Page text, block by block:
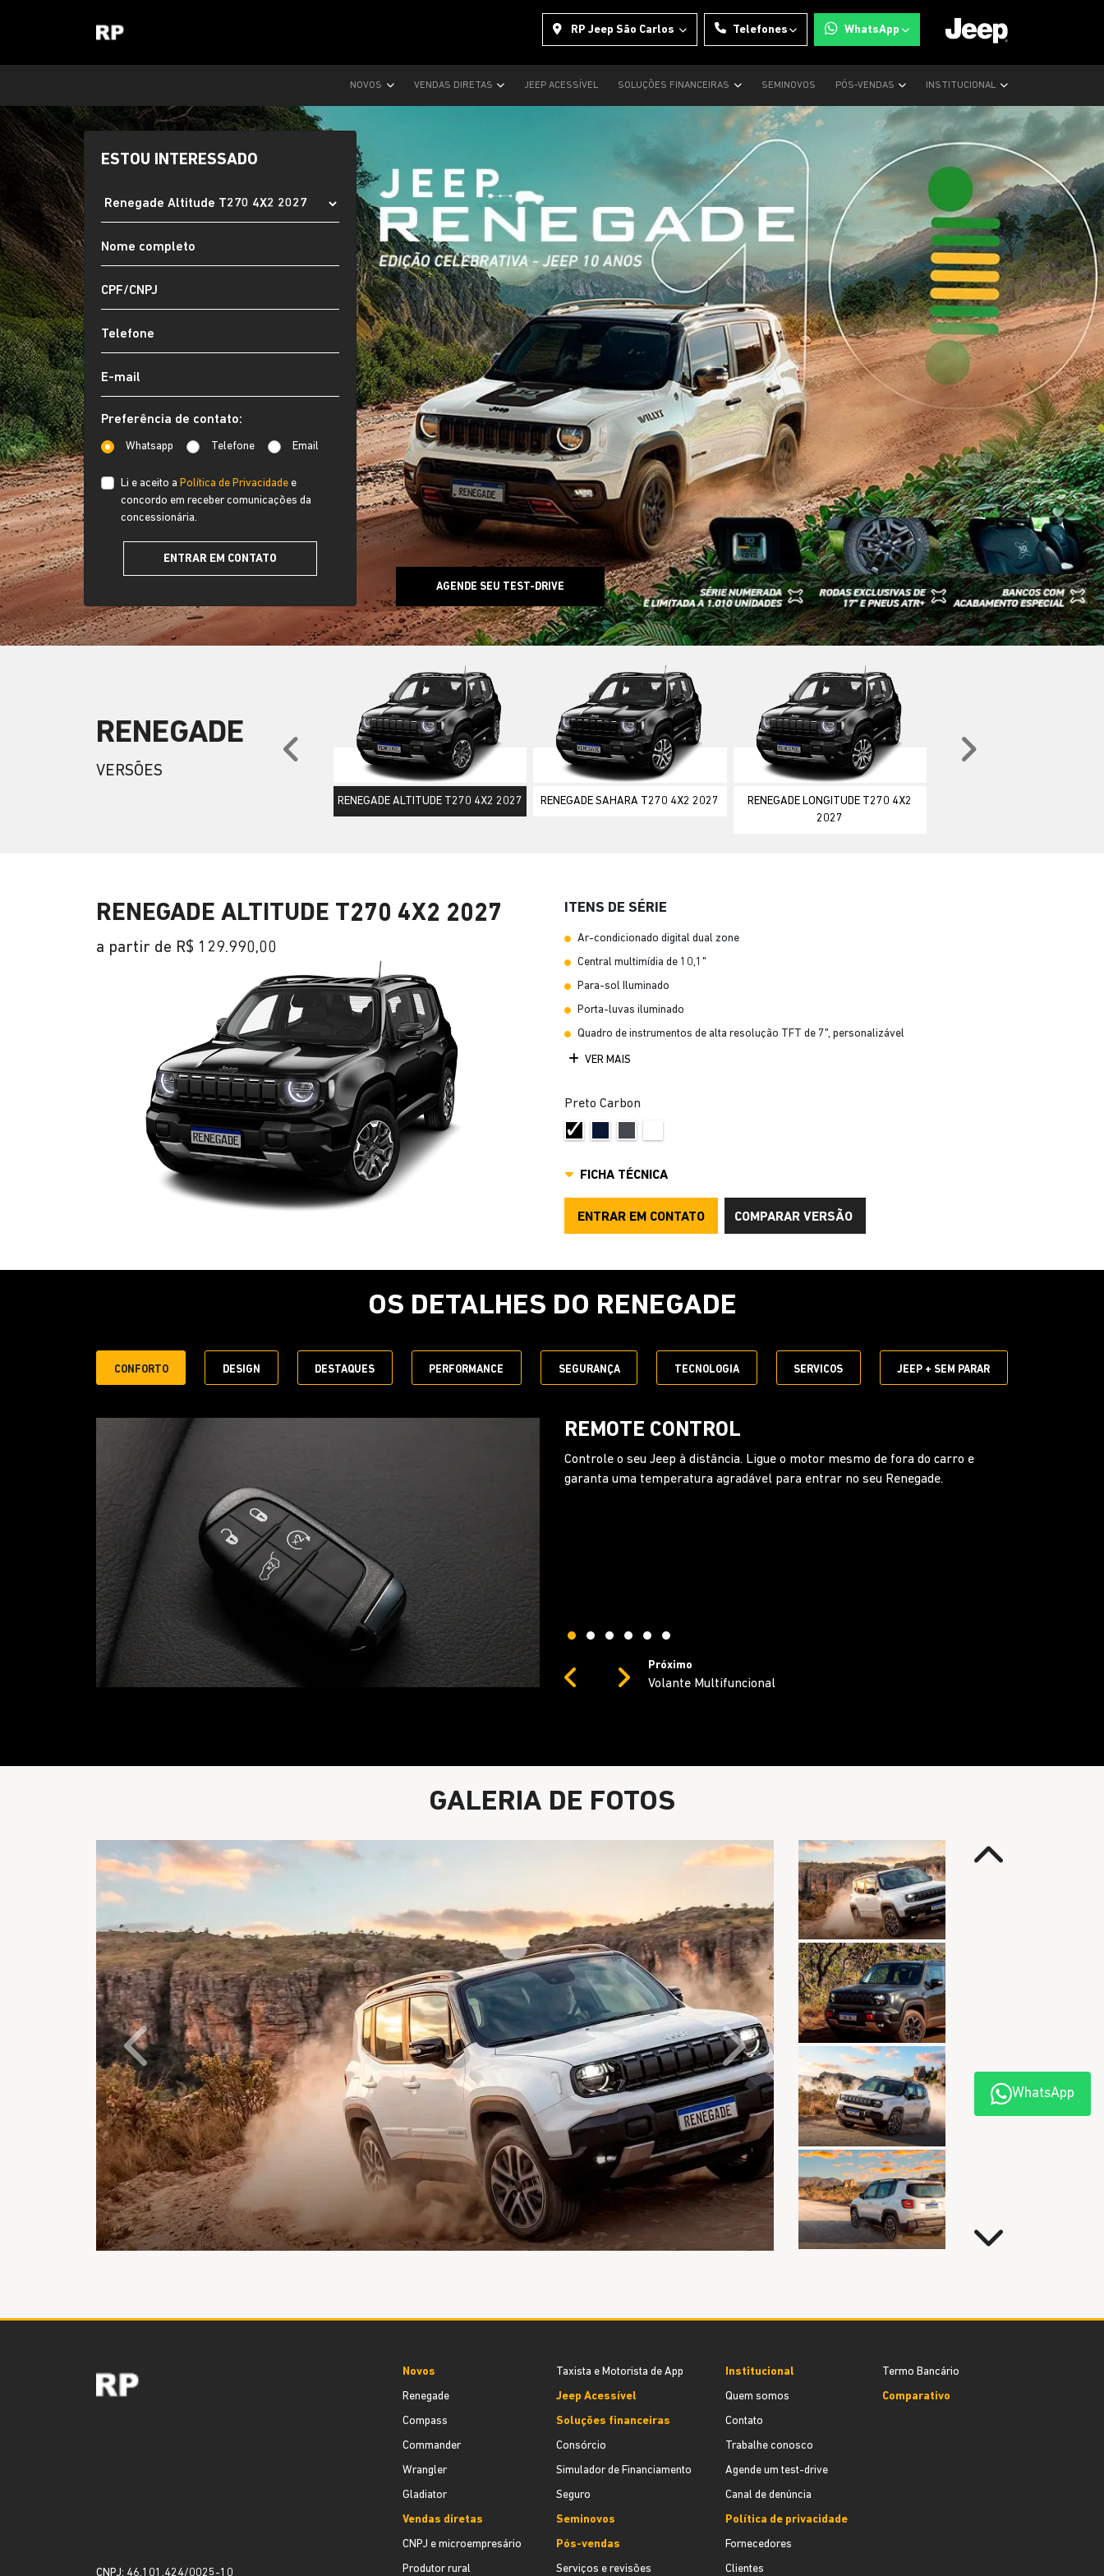
RP Jeep São Carlos Telefones WhatsApp
NOVOS VENDAS DIRETAS JEEP ACESSÍVEL SOLUÇÕES FINANCEIRAS SEMINOVOS PÓS-VENDAS INSTITUCIONAL
ESTOU INTERESSADO
Preferência de contato:
Whatsapp Telefone Email
Li e aceito a Política de Privacidade e
concordo em receber comunicações da
concessionária.
ENTRAR EM CONTATO
AGENDE SEU TEST-DRIVE
RENEGADE
VERSÕES
RENEGADE ALTITUDE T270 4X2 2027 RENEGADE SAHARA T270 4X2 2027
RENEGADE LONGITUDE T270 4X2
2027
Anterior
RENEGADE ALTITUDE T270 4X2 2027
a partir de R$ 129.990,00
ITENS DE SÉRIE
Ar-condicionado digital dual zone
Central multimídia de 10,1"
Para-sol Iluminado
Porta-luvas iluminado
Quadro de instrumentos de alta resolução TFT de 7", personalizável
VER MAIS
Preto Carbon
FICHA TÉCNICA
ENTRAR EM CONTATO COMPARAR VERSÃO
OS DETALHES DO RENEGADE
CONFORTO DESIGN DESTAQUES PERFORMANCE SEGURANÇA TECNOLOGIA SERVICOS JEEP + SEM PARAR
VOLANTE MULTIFUNCIONAL
Garanta toda a praticidade de ativar comandos sem tirar as mãos do volante.
Siga dirigindo com segurança, ao apertar os botões para escolher a melhor
Próximo
Novo console central com saídas de ar traseiras
PreviousNext
GALERIA DE FOTOS
Anterior Próximo
Anterior
WhatsApp
CNPJ: 46.101.424/0025-10
Novos
Renegade
Compass
Commander
Wrangler
Gladiator
Vendas diretas
CNPJ e microempresário
Produtor rural
Taxista e Motorista de App
Jeep Acessível
Soluções financeiras
Consórcio
Simulador de Financiamento
Seguro
Seminovos
Pós-vendas
Serviços e revisões
Institucional
Quem somos
Contato
Trabalhe conosco
Agende um test-drive
Canal de denúncia
Política de privacidade
Fornecedores
Clientes
Termo Bancário
Comparativo